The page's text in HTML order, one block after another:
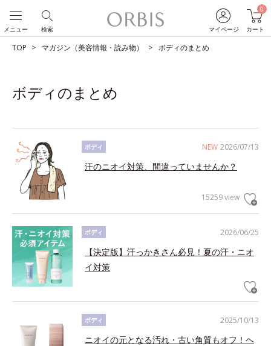
マイページ
0
カート
検索
メニュー
TOP マガジン（美容情報・読み物） ボディのまとめ
ボディのまとめ
NEW 2026/07/13
ボディ
汗のニオイ対策、間違っていませんか？
15259 view
2026/06/25
ボディ
【決定版】汗っかきさん必見！夏の汗・ニオ
イ対策
2025/10/13
ボディ
ニオイの元となる汚れ・古い角質もオフ！ヘ